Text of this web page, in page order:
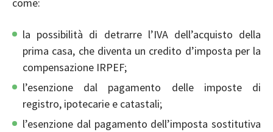
come:
la possibilità di detrarre l’IVA dell’acquisto della
prima casa, che diventa un credito d’imposta per la
compensazione IRPEF;
l’esenzione dal pagamento delle imposte di
registro, ipotecarie e catastali;
l’esenzione dal pagamento dell’imposta sostitutiva